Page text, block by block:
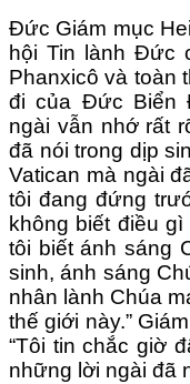
Đức Giám mục
hội Tin lành Đức
Phanxicô và toàn
đi của Đức Biển
ngài vẫn nhớ rất
đã nói trong dịp
Vatican mà ngài
tôi đang đứng
không biết điều
tôi biết ánh sáng
sinh, ánh sáng
nhân lành Chúa
thế giới này.”
“Tôi tin chắc giờ
những lời ngài đã